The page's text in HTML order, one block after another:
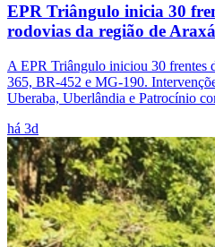
EPR Triângulo inicia 30
rodovias da região de
A EPR Triângulo iniciou 30 frentes
365, BR-452 e MG-190.
Uberaba, Uberlândia e Patrocínio
há 3d